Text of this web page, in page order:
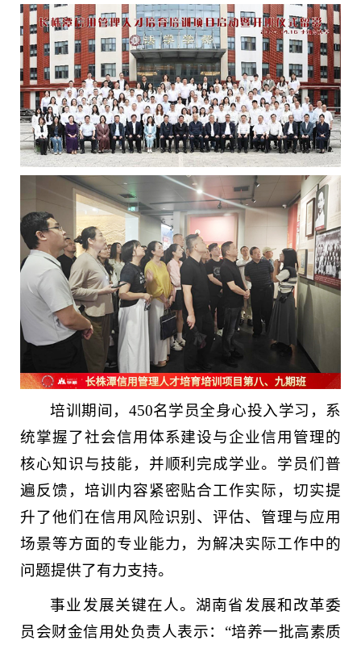
培训期间，450名学员全身心投入学习，系
统掌握了社会信用体系建设与企业信用管理的
核心知识与技能，并顺利完成学业。学员们普
遍反馈，培训内容紧密贴合工作实际，切实提
升了他们在信用风险识别、评估、管理与应用
场景等方面的专业能力，为解决实际工作中的
问题提供了有力支持。
事业发展关键在人。湖南省发展和改革委
员会财金信用处负责人表示：“培养一批高素质